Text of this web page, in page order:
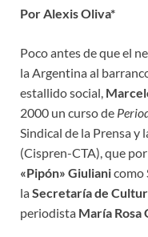
Por Alexis Oliva*
Poco antes de que el
la Argentina al
estallido social,
2000 un curso de
Sindical de la Prensa
(Cispren-CTA), que
«Pipón» Giulianicomo
laSecretaría de
periodista María Rosa